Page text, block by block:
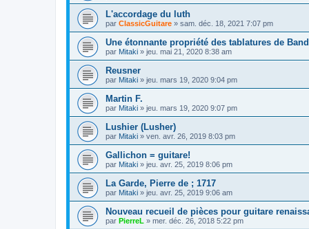
L'accordage du luth
par ClassicGuitare » sam. déc. 18, 2021 7:07 pm
Une étonnante propriété des tablatures de
par Mitaki » jeu. mai 21, 2020 8:38 am
Reusner
par Mitaki » jeu. mars 19, 2020 9:04 pm
Martin F.
par Mitaki » jeu. mars 19, 2020 9:07 pm
Lushier (Lusher)
par Mitaki » ven. avr. 26, 2019 8:03 pm
Gallichon = guitare!
par Mitaki » jeu. avr. 25, 2019 8:06 pm
La Garde, Pierre de ; 1717
par Mitaki » jeu. avr. 25, 2019 9:06 am
Nouveau recueil de pièces pour guitare
par PierreL » mer. déc. 26, 2018 5:22 pm